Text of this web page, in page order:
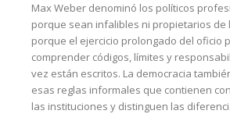
Max Weber denominó los políticos
porque sean infalibles ni propietarios de
porque el ejercicio prolongado del oficio
comprender códigos, límites y
vez están escritos. La democracia
esas reglas informales que contienen
las instituciones y distinguen las